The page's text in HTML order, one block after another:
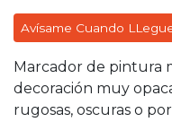
Avísame Cuando
Marcador de pintura
decoración muy
rugosas, oscuras o